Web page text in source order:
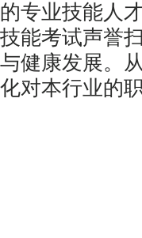
的专业技能人
技能考试声誉
与健康发展。
化对本行业的